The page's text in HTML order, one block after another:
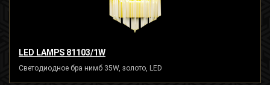
LED LAMPS 81103/1W
Светодиодное бра нимб 35W, золото, LED